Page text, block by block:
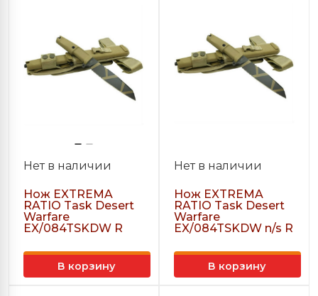
Нет в наличии
Нож EXTREMA
RATIO Task Desert
Warfare
EX/084TSKDW R
В корзину
Нет в наличии
Нож EXTREMA
RATIO Task Desert
Warfare
EX/084TSKDW n/s R
В корзину